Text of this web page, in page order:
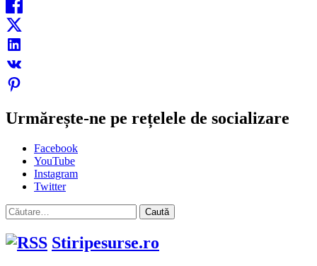
Urmărește-ne pe rețelele de socializare
Facebook
YouTube
Instagram
Twitter
Caută
după:
Stiripesurse.ro